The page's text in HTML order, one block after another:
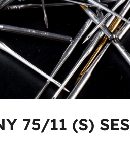
75/11 (S) SES